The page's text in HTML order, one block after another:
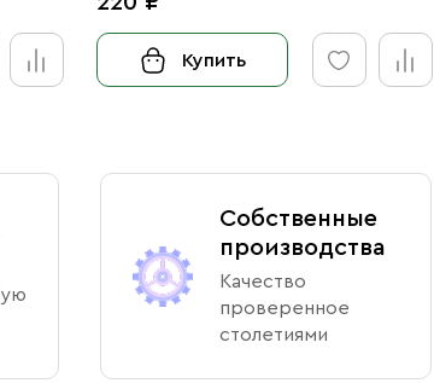
Купить
Собственные
производства
Качество
проверенное
столетиями